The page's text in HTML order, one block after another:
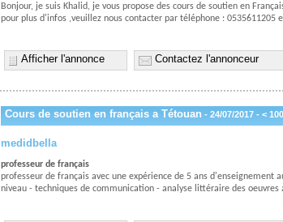
Bonjour, je suis Khalid, je vous propose des cours de soutien en
pour plus d'infos ,veuillez nous contacter par téléphone : 0535611205
Afficher l'annonce Contactez l'annonceur
Cours de soutien en français a Tétouan - 24/07/2017 - <
medidbella
professeur de français
professeur de français avec une expérience de 5 ans d'enseignement
niveau - techniques de communication - analyse littéraire des oeuvres